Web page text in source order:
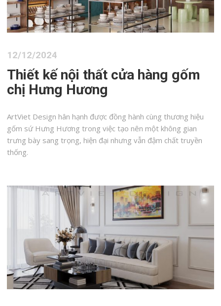
12/12/2024
Thiết kế nội thất cửa hàng gốm
chị Hưng Hương
ArtViet Design hân hạnh được đồng hành cùng thương hiệu
gốm sứ Hưng Hương trong việc tạo nên một không gian
trưng bày sang trọng, hiện đại nhưng vẫn đậm chất truyền
thống.